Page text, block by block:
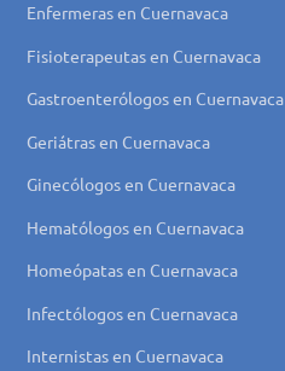
Enfermeras en Cuernavaca
Fisioterapeutas en Cuernavaca
Gastroenterólogos en Cuernavaca
Geriátras en Cuernavaca
Ginecólogos en Cuernavaca
Hematólogos en Cuernavaca
Homeópatas en Cuernavaca
Infectólogos en Cuernavaca
Internistas en Cuernavaca